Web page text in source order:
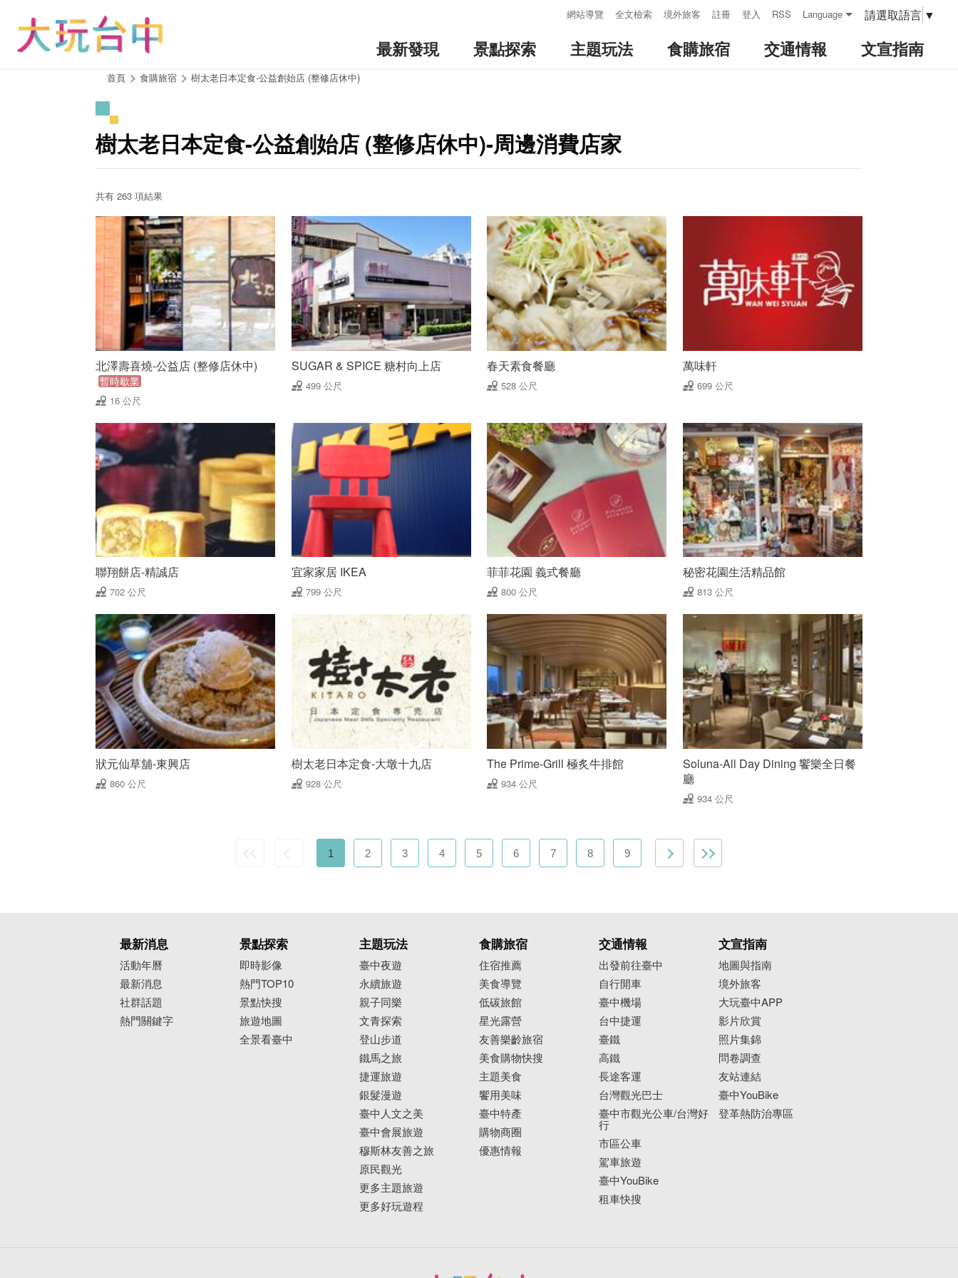
網站導覽 全文檢索 境外旅客 註冊 登入 RSS Language 請選取語言 ▼
最新發現 景點探索 主題玩法 食購旅宿 交通情報 文宣指南
首頁 食購旅宿 樹太老日本定食-公益創始店 (整修店休中)
樹太老日本定食-公益創始店 (整修店休中)-周邊消費店家
共有 263 項結果
北澤壽喜燒-公益店 (整修店休中)
暫時歇業
16 公尺
SUGAR & SPICE 糖村向上店
499 公尺
春天素食餐廳
528 公尺
萬味軒
699 公尺
聯翔餅店-精誠店
702 公尺
宜家家居 IKEA
799 公尺
菲菲花園 義式餐廳
800 公尺
秘密花園生活精品館
813 公尺
狀元仙草舖-東興店
860 公尺
樹太老日本定食-大墩十九店
928 公尺
The Prime-Grill 極炙牛排館
934 公尺
Soluna-All Day Dining 饗樂全日餐
廳
934 公尺
1 2 3 4 5 6 7 8 9
最新消息
活動年曆
最新消息
社群話題
熱門關鍵字
景點探索
即時影像
熱門TOP10
景點快搜
旅遊地圖
全景看臺中
主題玩法
臺中夜遊
永續旅遊
親子同樂
文青探索
登山步道
鐵馬之旅
捷運旅遊
銀髮漫遊
臺中人文之美
臺中會展旅遊
穆斯林友善之旅
原民觀光
更多主題旅遊
更多好玩遊程
食購旅宿
住宿推薦
美食導覽
低碳旅館
星光露營
友善樂齡旅宿
美食購物快搜
主題美食
饗用美味
臺中特產
購物商圈
優惠情報
交通情報
出發前往臺中
自行開車
臺中機場
台中捷運
臺鐵
高鐵
長途客運
台灣觀光巴士
臺中市觀光公車/台灣好
行
市區公車
駕車旅遊
臺中YouBike
租車快搜
文宣指南
地圖與指南
境外旅客
大玩臺中APP
影片欣賞
照片集錦
問卷調查
友站連結
臺中YouBike
登革熱防治專區